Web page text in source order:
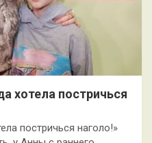
хотела постричься
постричься наголо!»